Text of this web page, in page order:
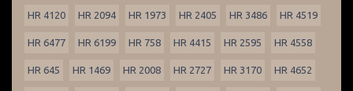
HR 4120 HR 2094 HR 1973 HR 2405 HR 3486 HR 4519
HR 6477 HR 6199 HR 758 HR 4415 HR 2595 HR 4558
HR 645 HR 1469 HR 2008 HR 2727 HR 3170 HR 4652